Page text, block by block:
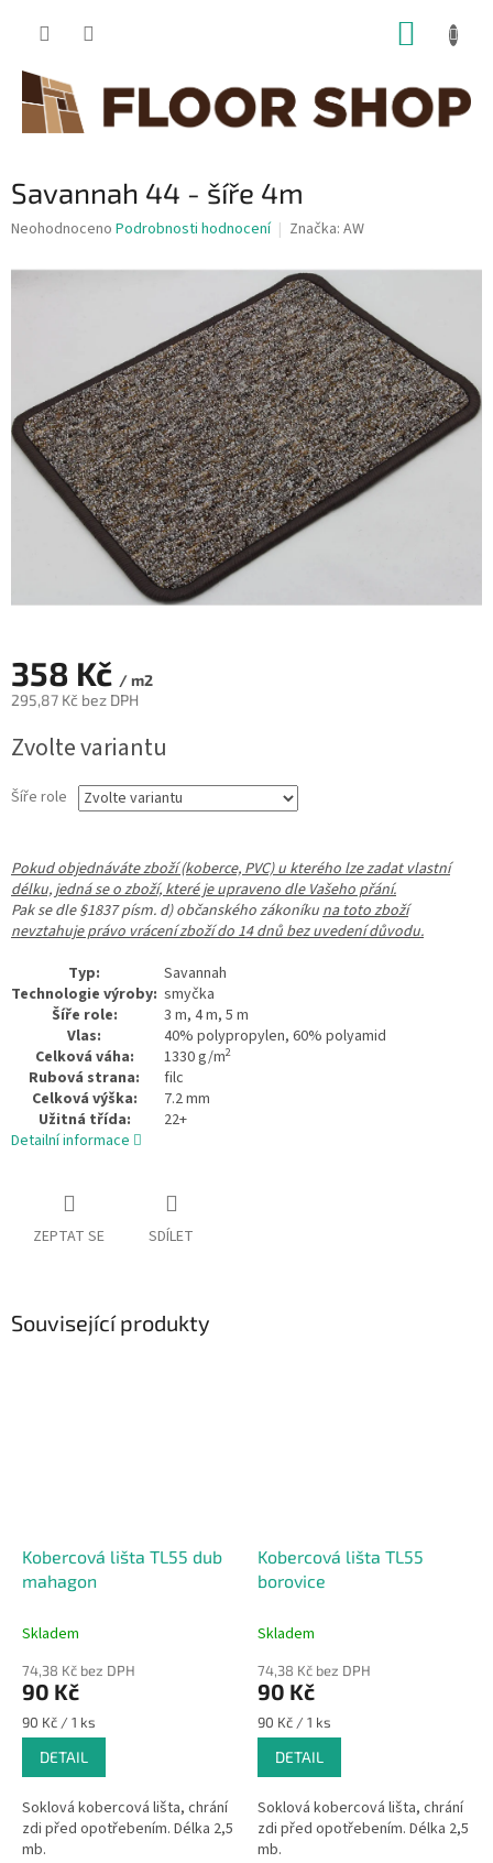
Savannah 44 - šíře 4m
Průměrné
produktu
Neohodnoceno Podrobnosti hodnocení Značka: AW
358 Kč / m2
295,87 Kč bez DPH
cena:
Zvolte variantu
Šíře role
Pokud objednáváte zboží (koberce, PVC) u kterého lze zadat vlastní
délku, jedná se o zboží, které je upraveno dle Vašeho přání.
Pak se dle §1837 písm. d) občanského zákoníku na toto zboží
nevztahuje právo vrácení zboží do 14 dnů bez uvedení důvodu.
Typ:
Savannah
Technologie výroby: smyčka
Šíře role:
3 m, 4 m, 5 m
Vlas:
40% polypropylen, 60% polyamid
Celková váha:
1330 g/m2
Rubová strana:
filc
Celková výška:
7.2 mm
Užitná třída:
22+
Detailní informace
ZEPTAT SE SDÍLET
Související produkty
Kobercová lišta TL55 dub
mahagon
Skladem
74,38 Kč bez DPH
90 Kč
Měrná
cena:
90 Kč / 1 ks
DETAIL
Soklová kobercová lišta, chrání
zdi před opotřebením. Délka 2,5
mb.
Kobercová lišta TL55
borovice
Skladem
74,38 Kč bez DPH
90 Kč
Měrná
cena:
90 Kč / 1 ks
DETAIL
Soklová kobercová lišta, chrání
zdi před opotřebením. Délka 2,5
mb.